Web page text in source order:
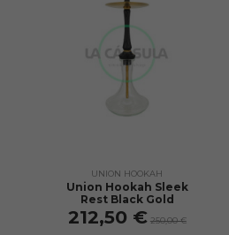
UNION HOOKAH
Union Hookah Sleek
Rest Black Gold
212,50 € 250,00 €